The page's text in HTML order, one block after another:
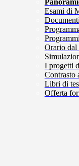
Esami di
Orario dal
I progetti
Contrasto
Libri di
Offerta